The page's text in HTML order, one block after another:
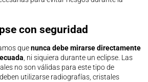
con seguridad
quenunca debe mirarse directamente
, ni siquiera durante un eclipse. Las
no son válidas para este tipo de
utilizarse radiografías, cristales